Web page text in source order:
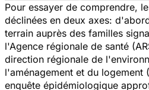
Pour essayer de comprendre,
déclinées en deux axes:
terrain auprès des familles
l'Agence régionale de santé
direction régionale de
l'aménagement et du logement
enquête épidémiologique